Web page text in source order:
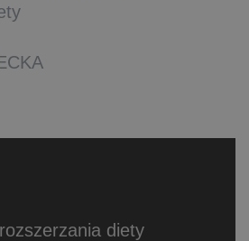
diety